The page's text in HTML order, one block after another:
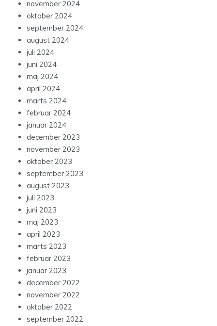
november 2024
oktober 2024
september 2024
august 2024
juli 2024
juni 2024
maj 2024
april 2024
marts 2024
februar 2024
januar 2024
december 2023
november 2023
oktober 2023
september 2023
august 2023
juli 2023
juni 2023
maj 2023
april 2023
marts 2023
februar 2023
januar 2023
december 2022
november 2022
oktober 2022
september 2022